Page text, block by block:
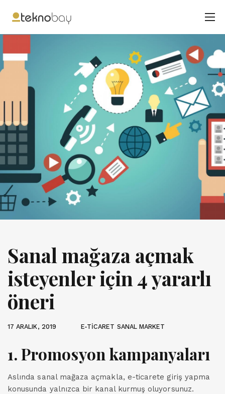
Sanal mağaza açmak
isteyenler için 4 yararlı
öneri
17 ARALIK, 2019 E-TİCARET SANAL MARKET
1. Promosyon kampanyaları
Aslında sanal mağaza açmakla, e-ticarete giriş yapma
konusunda yalnızca bir kanal kurmuş oluyorsunuz.